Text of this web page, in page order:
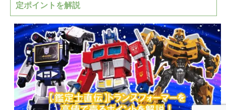
定ポイントを解説